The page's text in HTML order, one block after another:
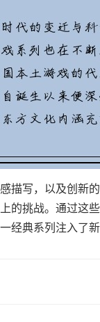
描写，以及创新
的挑战。通过这
经典系列注入了新